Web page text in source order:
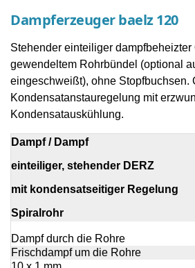
Dampferzeuger baelz 120
Stehender einteiliger
gewendeltem Rohrbündel (optional
eingeschweißt), ohne Stopfbuchsen.
Kondensatanstauregelung mit
Kondensatauskühlung.
Dampf / Dampf
einteiliger, stehender DERZ
mit kondensatseitiger Regelung
Spiralrohr
Dampf durch die Rohre
Frischdampf um die Rohre